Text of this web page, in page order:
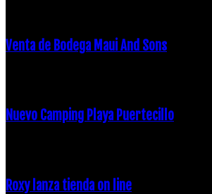
Venta de Bodega Maui And Sons
Nuevo Camping Playa Puertecillo
Roxy lanza tienda on line